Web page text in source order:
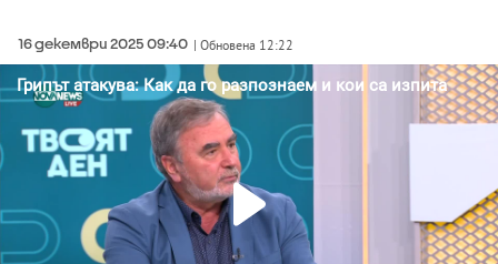
16 декември 2025 09:40 | Обновена 12:22